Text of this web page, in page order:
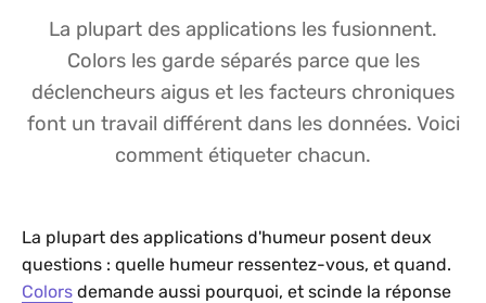
La plupart des applications les fusionnent.
Colors les garde séparés parce que les
déclencheurs aigus et les facteurs chroniques
font un travail différent dans les données. Voici
comment étiqueter chacun.
La plupart des applications d'humeur posent deux
questions : quelle humeur ressentez-vous, et quand.
Colors demande aussi pourquoi, et scinde la réponse